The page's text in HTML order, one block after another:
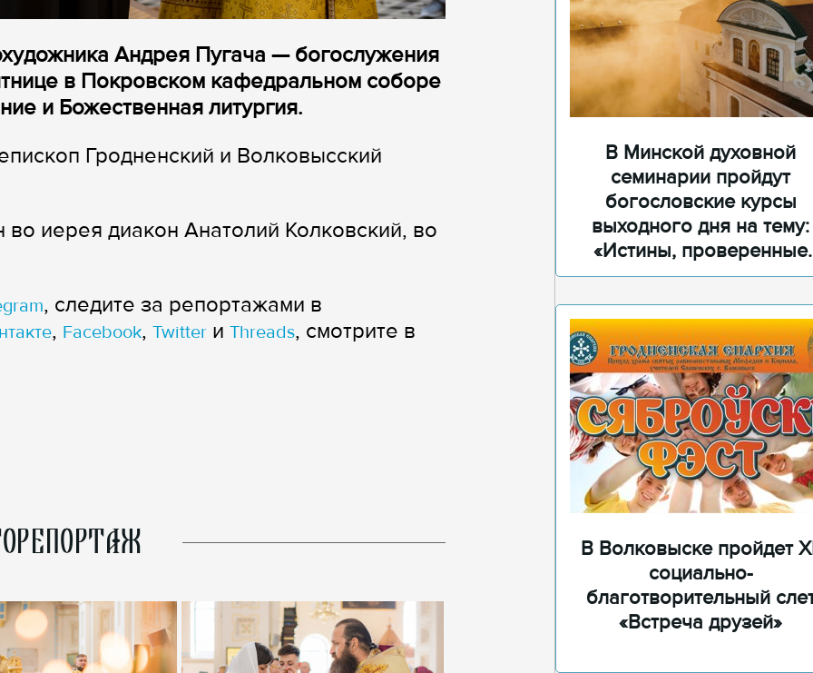
Андрея Пугача — богослужения
в Покровском кафедральном соборе
и Божественная литургия.
Гродненский и Волковысский
иерея диакон Анатолий Колковский, во
, следите за репортажами в
, Facebook, Twitter и Threads, смотрите в
В Минской духовной
семинарии пройдут
богословские курсы
выходного дня на тему:
«Истины, проверенные
временем»
В Волковыске пройдет
социально-
благотворительный
«Встреча друзей»